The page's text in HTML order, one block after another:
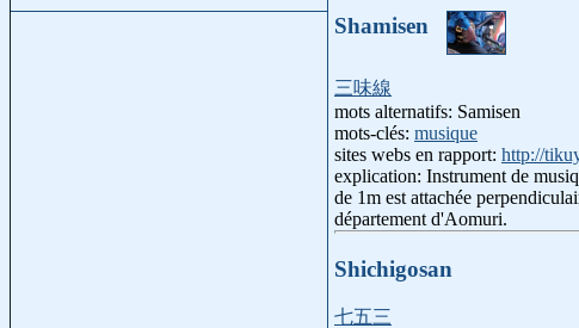
Shamisen
三味線
mots alternatifs: Samisen
mots-clés: musique
sites webs en rapport: http://
explication: Instrument de
de 1m est attachée
département d'Aomuri.
Shichigosan
七五三